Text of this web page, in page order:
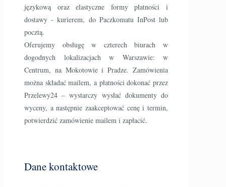
językową oraz elastyczne formy płatności i
dostawy - kurierem, do Paczkomatu InPost lub
pocztą.
Oferujemy obsługę w czterech biurach w
dogodnych lokalizacjach w Warszawie: w
Centrum, na Mokotowie i Pradze. Zamówienia
można składać mailem, a płatności dokonać przez
Przelewy24 – wystarczy wysłać dokumenty do
wyceny, a następnie zaakceptować cenę i termin,
potwierdzić zamówienie mailem i zapłacić.
Dane kontaktowe